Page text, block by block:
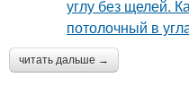
читать дальше →